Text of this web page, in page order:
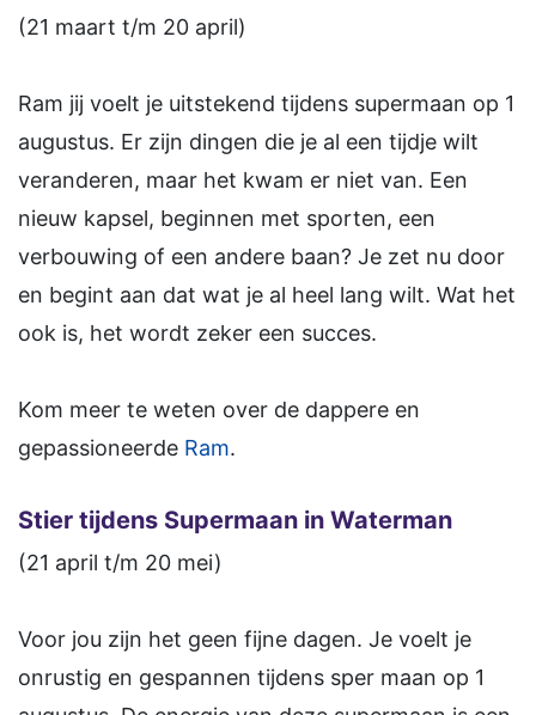
(21 maart t/m 20 april)
Ram jij voelt je uitstekend tijdens supermaan op 1
augustus. Er zijn dingen die je al een tijdje wilt
veranderen, maar het kwam er niet van. Een
nieuw kapsel, beginnen met sporten, een
verbouwing of een andere baan? Je zet nu door
en begint aan dat wat je al heel lang wilt. Wat het
ook is, het wordt zeker een succes.
Kom meer te weten over de dappere en
gepassioneerde Ram.
Stier tijdens Supermaan in Waterman
(21 april t/m 20 mei)
Voor jou zijn het geen fijne dagen. Je voelt je
onrustig en gespannen tijdens sper maan op 1